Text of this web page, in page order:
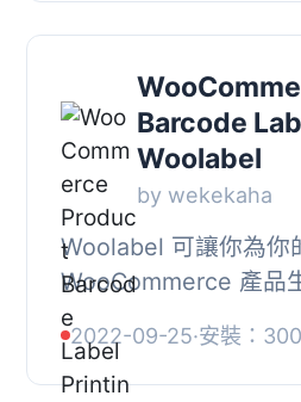
Barcode
Woolabel
by wekekaha
Woolabel 可讓你為你
WooCommerce 產品
產品標籤。每個標籤的
描的條形碼、SKU 編
題。它允許你使用自
2022-09-25·安裝：